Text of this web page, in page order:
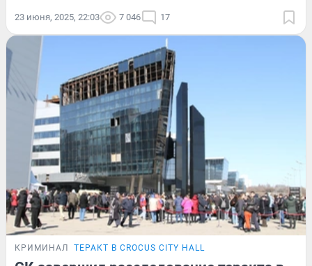
23 июня, 2025, 22:03 7 046 17
КРИМИНАЛ ТЕРАКТ В CROCUS CITY HALL